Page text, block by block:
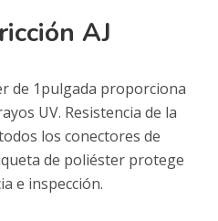
AJ
de 1pulgada proporciona
UV. Resistencia de la
los conectores de
de poliéster protege
e inspección.